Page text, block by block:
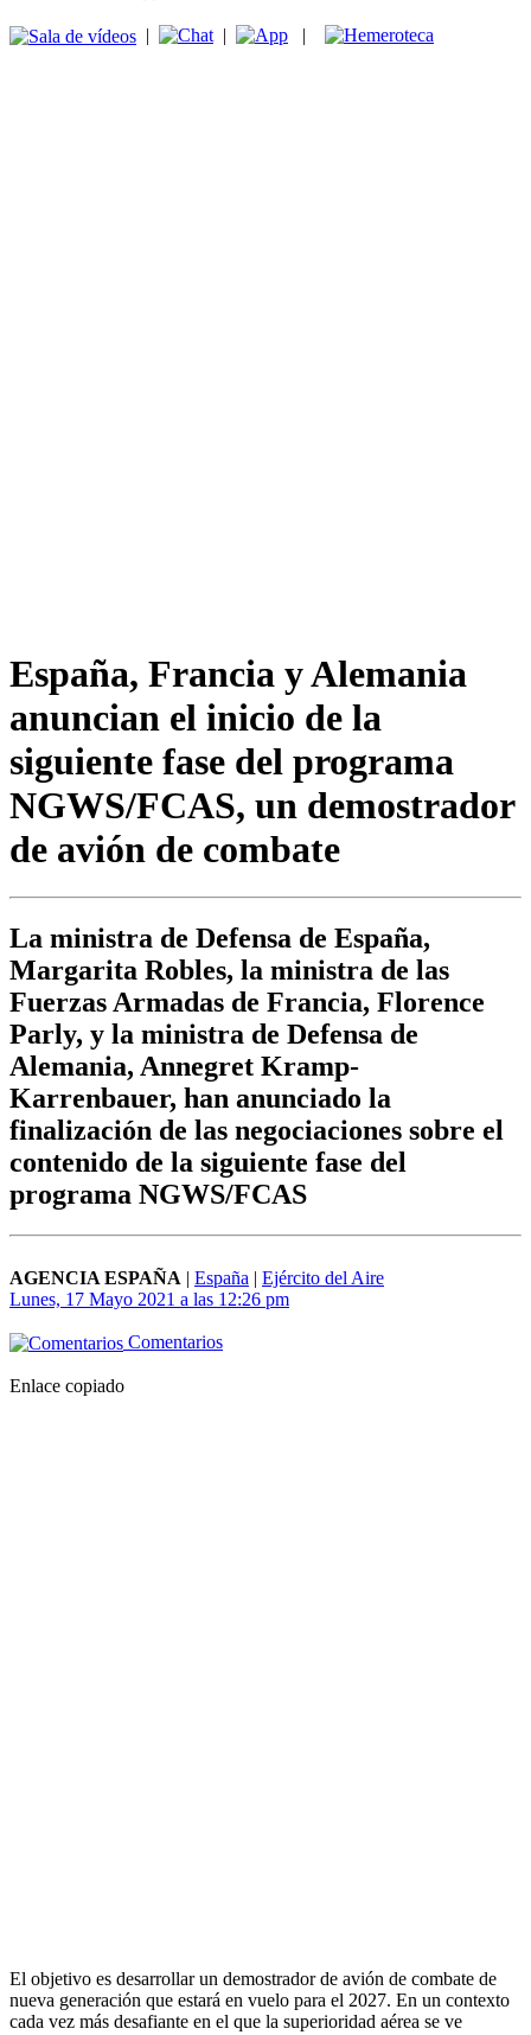
| | |
España, Francia y Alemania
anuncian el inicio de la
siguiente fase del programa
NGWS/FCAS, un demostrador
de avión de combate
La ministra de Defensa de España,
Margarita Robles, la ministra de las
Fuerzas Armadas de Francia, Florence
Parly, y la ministra de Defensa de
Alemania, Annegret Kramp-
Karrenbauer, han anunciado la
finalización de las negociaciones sobre el
contenido de la siguiente fase del
programa NGWS/FCAS
AGENCIA ESPAÑA | España | Ejército del Aire
Lunes, 17 Mayo 2021 a las 12:26 pm
Comentarios
Enlace copiado
El objetivo es desarrollar un demostrador de avión de combate de
nueva generación que estará en vuelo para el 2027. En un contexto
cada vez más desafiante en el que la superioridad aérea se ve